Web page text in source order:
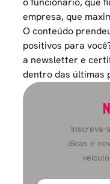
empresa, que
O conteúdo
positivos para
a newsletter e
dentro das últimas
Inscreva-
dicas e